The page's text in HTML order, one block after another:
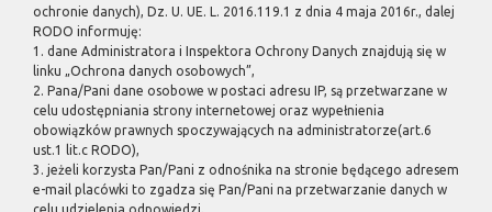
ochronie danych), Dz. U. UE. L. 2016.119.1 z dnia 4 maja 2016r., dalej
RODO informuję:
1. dane Administratora i Inspektora Ochrony Danych znajdują się w
linku „Ochrona danych osobowych”,
2. Pana/Pani dane osobowe w postaci adresu IP, są przetwarzane w
celu udostępniania strony internetowej oraz wypełnienia
obowiązków prawnych spoczywających na administratorze(art.6
ust.1 lit.c RODO),
3. jeżeli korzysta Pan/Pani z odnośnika na stronie będącego adresem
e-mail placówki to zgadza się Pan/Pani na przetwarzanie danych w